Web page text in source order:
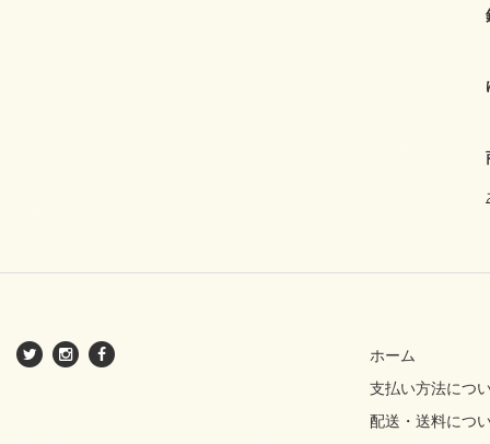
ホーム
支払い方法につ
配送・送料につ